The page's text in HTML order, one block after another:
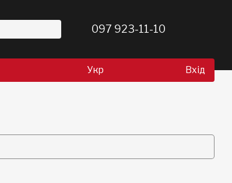
097 923-11-10
Укр Вхід